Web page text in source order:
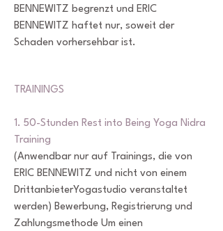
BENNEWITZ begrenzt und ERIC
BENNEWITZ haftet nur, soweit der
Schaden vorhersehbar ist.
TRAININGS
1. 50-Stunden Rest into Being Yoga Nidra
Training
(Anwendbar nur auf Trainings, die von
ERIC BENNEWITZ und nicht von einem
DrittanbieterYogastudio veranstaltet
werden) Bewerbung, Registrierung und
Zahlungsmethode Um einen